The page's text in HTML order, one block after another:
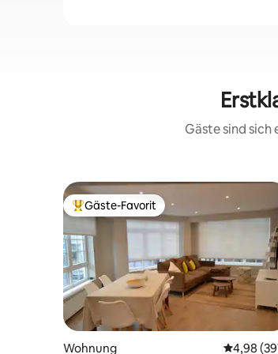
Gäste sind
Beliebter Gäste-Favorit.
Gäste-Favorit
Wohnung
4,98